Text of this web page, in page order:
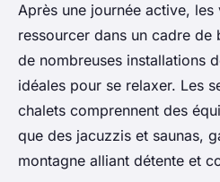
Après une journée active, les
ressourcer dans un cadre
de nombreuses installations
idéales pour se relaxer. Les
chalets comprennent des
que des jacuzzis et saunas,
montagne alliant détente et